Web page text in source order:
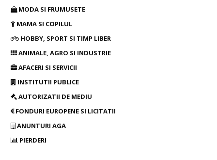
MODA SI FRUMUSETE
MAMA SI COPILUL
HOBBY, SPORT SI TIMP LIBER
ANIMALE, AGRO SI INDUSTRIE
AFACERI SI SERVICII
INSTITUTII PUBLICE
AUTORIZATII DE MEDIU
FONDURI EUROPENE SI LICITATII
ANUNTURI AGA
PIERDERI